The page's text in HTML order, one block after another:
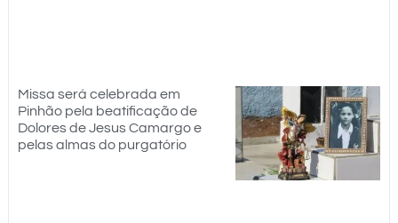
Missa será celebrada em
Pinhão pela beatificação de
Dolores de Jesus Camargo e
pelas almas do purgatório